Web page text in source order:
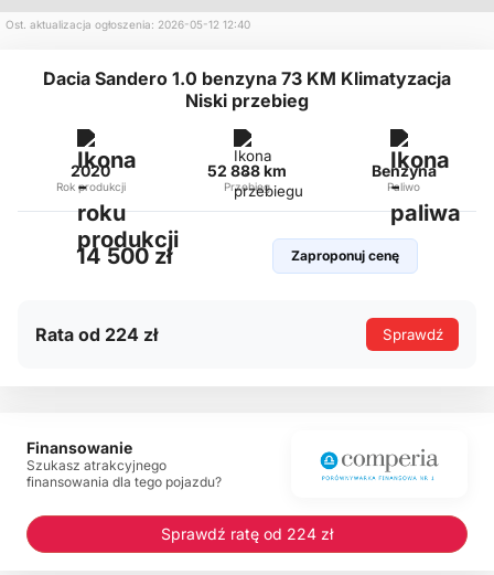
Ost. aktualizacja ogłoszenia: 2026-05-12 12:40
Dacia Sandero 1.0 benzyna 73 KM Klimatyzacja
Niski przebieg
2020
Rok produkcji
52 888 km
Przebieg
Benzyna
Paliwo
14 500 zł Zaproponuj cenę
Rata od 224 zł Sprawdź
Finansowanie
Szukasz atrakcyjnego
finansowania dla tego pojazdu?
Sprawdź ratę od 224 zł